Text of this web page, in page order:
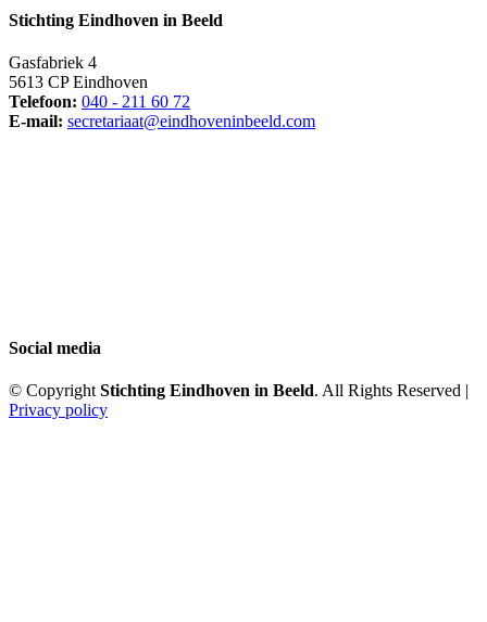
Stichting Eindhoven in Beeld
Gasfabriek 4
5613 CP Eindhoven
Telefoon: 040 - 211 60 72
E-mail: secretariaat@eindhoveninbeeld.com
Social media
© CopyrightStichting Eindhoven in Beeld. All Rights Reserved |
Privacy policy